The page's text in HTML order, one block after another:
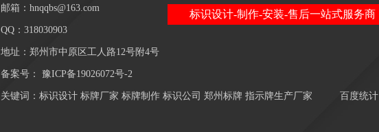
邮箱：hnqqbs@163.com
QQ：318030903
地址：郑州市中原区工人路12号附4号
备案号： 豫ICP备19026072号-2
关键词：标识设计 标牌厂家 标牌制作 标识公司 郑州标牌 指示牌生产厂家 百度统计
标识设计-制作-安装-售后一站式服务商